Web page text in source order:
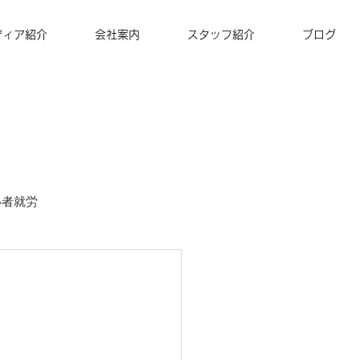
ィア紹介 会社案内 スタッフ紹介 ブログ
就労